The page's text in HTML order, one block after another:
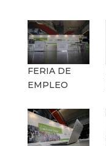
FERIA DE
EMPLEO